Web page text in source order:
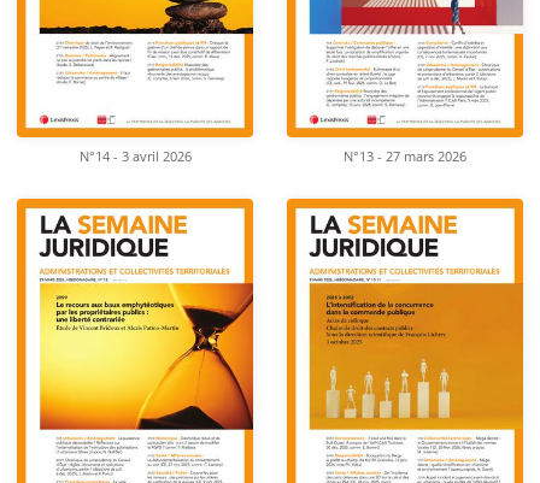
N°14 - 3 avril 2026 N°13 - 27 mars 2026